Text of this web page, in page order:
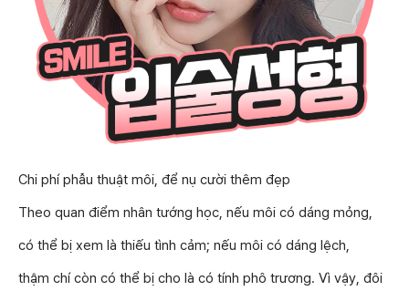
Chi phí phẫu thuật môi, để nụ cười thêm đẹp
Theo quan điểm nhân tướng học, nếu môi có dáng mỏng,
có thể bị xem là thiếu tình cảm; nếu môi có dáng lệch,
thậm chí còn có thể bị cho là có tính phô trương. Vì vậy, đôi